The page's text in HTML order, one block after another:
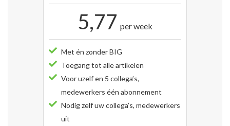
5,77 per week
Met én zonder BIG
Toegang tot alle artikelen
Voor uzelf en 5 collega’s,
medewerkers één abonnement
Nodig zelf uw collega’s, medewerkers
uit